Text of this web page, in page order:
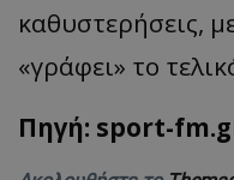
καθυστερήσεις,
«γράφει» το
Πηγή: sport-